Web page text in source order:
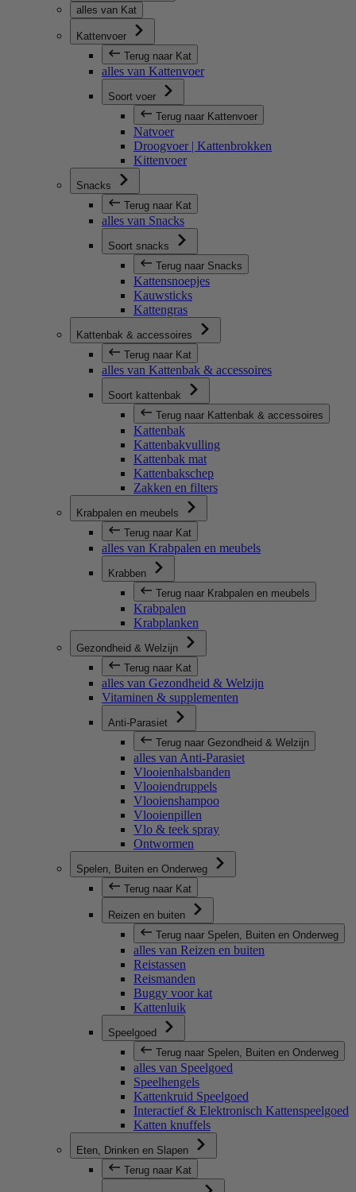
alles van Kat
Kattenvoer
Terug naar Kat
alles van Kattenvoer
Soort voer
Terug naar Kattenvoer
Natvoer
Droogvoer | Kattenbrokken
Kittenvoer
Snacks
Terug naar Kat
alles van Snacks
Soort snacks
Terug naar Snacks
Kattensnoepjes
Kauwsticks
Kattengras
Kattenbak & accessoires
Terug naar Kat
alles van Kattenbak & accessoires
Soort kattenbak
Terug naar Kattenbak & accessoires
Kattenbak
Kattenbakvulling
Kattenbak mat
Kattenbakschep
Zakken en filters
Krabpalen en meubels
Terug naar Kat
alles van Krabpalen en meubels
Krabben
Terug naar Krabpalen en meubels
Krabpalen
Krabplanken
Gezondheid & Welzijn
Terug naar Kat
alles van Gezondheid & Welzijn
Vitaminen & supplementen
Anti-Parasiet
Terug naar Gezondheid & Welzijn
alles van Anti-Parasiet
Vlooienhalsbanden
Vlooiendruppels
Vlooienshampoo
Vlooienpillen
Vlo & teek spray
Ontwormen
Spelen, Buiten en Onderweg
Terug naar Kat
Reizen en buiten
Terug naar Spelen, Buiten en Onderweg
alles van Reizen en buiten
Reistassen
Reismanden
Buggy voor kat
Kattenluik
Speelgoed
Terug naar Spelen, Buiten en Onderweg
alles van Speelgoed
Speelhengels
Kattenkruid Speelgoed
Interactief & Elektronisch Kattenspeelgoed
Katten knuffels
Eten, Drinken en Slapen
Terug naar Kat